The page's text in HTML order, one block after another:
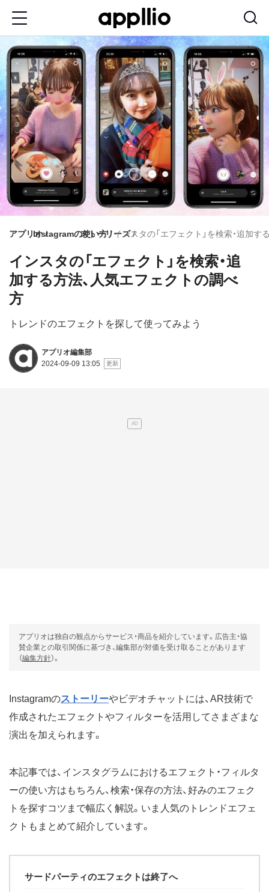
ン
コ
ン
テ
ン
ツ
動
アプリオInstagramの使い方
ストーリーズインスタの「エフェクト」を検索・追加
インスタの「エフェクト」を検索・追
加する方法、人気エフェクトの調べ
方
トレンドのエフェクトを探して使ってみよう
アプリオ編集部
2024-09-09 13:05
アプリオは独自の観点からサービス・商品を紹介しています。広告主・協
賛企業との取引関係に基づき、編集部が対価を受け取ることがあります
（編集方針）。
Instagramのストーリーやビデオチャットには、AR技術で
作成されたエフェクトやフィルターを活用してさまざまな
演出を加えられます。
本記事では、インスタグラムにおけるエフェクト・フィルタ
ーの使い方はもちろん、検索・保存の方法、好みのエフェク
トを探すコツまで幅広く解説。いま人気のトレンドエフェ
クトもまとめて紹介しています。
サードパーティのエフェクトは終了へ